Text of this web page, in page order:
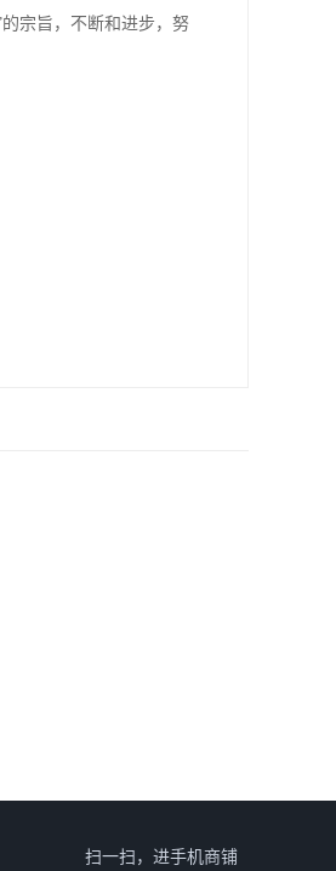
宗旨，不断和进步，努
扫一扫，进手机商铺